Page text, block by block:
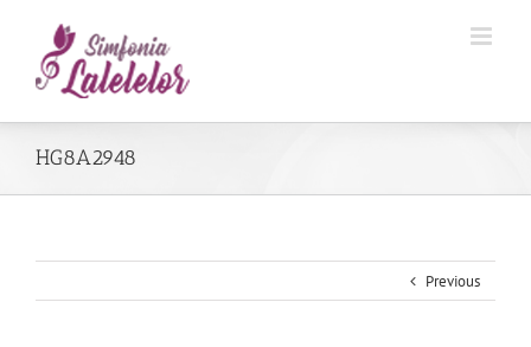
HG8A2948
Previous